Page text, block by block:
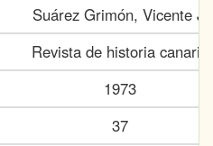
Suárez Grimón, Vicente J.
Revista de historia canaria
1973
37